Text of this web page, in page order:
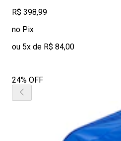
R$ 398,99
no Pix
ou 5x de R$ 84,00
24% OFF